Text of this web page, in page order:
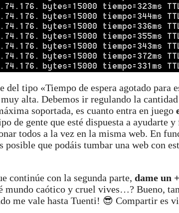
del tipo «Tiempo de espera agotado
alta. Debemos ir regulando la
soportada, es cuanto entra en juego
de gente que esté dispuesta a ayudarte
todos a la vez en la misma web. En
que podáis tumbar una web con
continúe con la segunda parte, dame un
mundo caótico y cruel vives…? Bueno,
me vale hasta Tuenti! 😎 Compartir es